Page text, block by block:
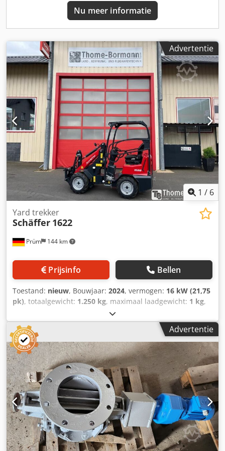
Nu meer informatie
Advertentie
1 / 6
Prüm 144 km
Yard trekker
Schäffer 1622
Prijsinfo Bellen
Toestand: nieuw, Bouwjaar: 2024, vermogen: 16 kW (21,75
pk), totaalgewicht: 1.250 kg, maximaal laadgewicht: 1 kg,
1.250 kg
type 1622, met bestuurdersbeschermingsdak, Kubota-
dieselmotor D902, 16,2 kW = 22 pk, hydrostatische
vierwielaandrijving met bedieningspedaal, banden
23x8.50-12 AS, ET+60, originele Schäffer-assen,
gecombineerde oliekoeler, trommelrem als parkeerrem,
onderhoudsvrij scharnierende pendelas,
veiligheidssysteem (bestuurdersbeschermingsdak), led-
werkverlichting: 2 voor, 1 achter, parallelgeleiding, extra
hydraulisch ventiel, mechanische bediening,
werkhydrauliek 28 l/min, verstelbare stuurkolom,
draaiurenteller, tank- en temperatuurmeter, mechanische
handgashendel, stoelcontactschakelaar, snelwisselframe
Advertentie